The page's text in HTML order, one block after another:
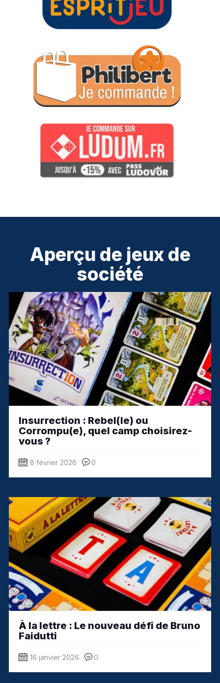
Aperçu de jeux de
société
Insurrection : Rebel(le) ou
Corrompu(e), quel camp choisirez-
vous ?
8 février 2026 0
À la lettre : Le nouveau défi de Bruno
Faidutti
16 janvier 2026 0